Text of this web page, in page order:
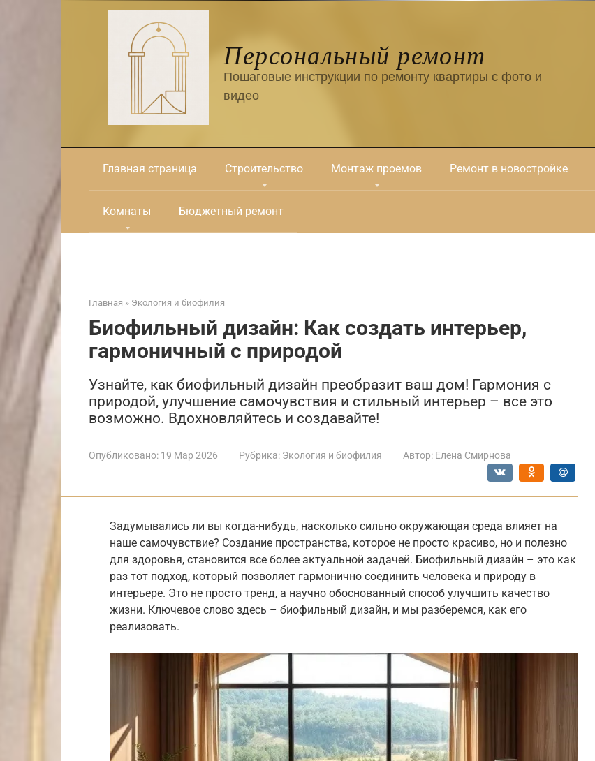
Персональный ремонт
Пошаговые инструкции по ремонту квартиры с фото и
видео
Главная страница Строительство Монтаж проемов Ремонт в новостройке
Комнаты Бюджетный ремонт
Главная » Экология и биофилия
Биофильный дизайн: Как создать интерьер,
гармоничный с природой
Узнайте, как биофильный дизайн преобразит ваш дом! Гармония с
природой, улучшение самочувствия и стильный интерьер – все это
возможно. Вдохновляйтесь и создавайте!
Опубликовано: 19 Мар 2026 Рубрика: Экология и биофилия Автор: Елена Смирнова
Задумывались ли вы когда-нибудь, насколько сильно окружающая среда влияет на
наше самочувствие? Создание пространства, которое не просто красиво, но и полезно
для здоровья, становится все более актуальной задачей. Биофильный дизайн – это как
раз тот подход, который позволяет гармонично соединить человека и природу в
интерьере. Это не просто тренд, а научно обоснованный способ улучшить качество
жизни. Ключевое слово здесь – биофильный дизайн, и мы разберемся, как его
реализовать.